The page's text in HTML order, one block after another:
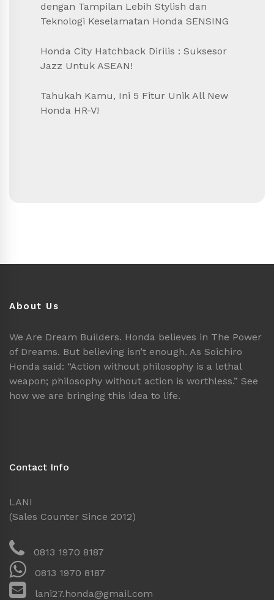
dengan Tampilan Lebih Stylish dan
Teknologi Keselamatan Honda SENSING
Honda City Hatchback Dirilis : Suksesor
Jazz Untuk ASEAN!
Tahukah Kamu, Ini 5 Fitur Unik All New
Honda HR-V!
About Us
We Are Dream Builders. Honda believes in The Power
of Dreams. But believing isn’t enough. As Soichiro
Honda said: “Action without philosophy is a lethal
weapon; philosophy without action is worthless.” See
how we are bringing this idea to life.
Contact Info
LANI
(Sales Counter Since 2012)
0813 1970 8187
0813 1970 8187
lani27.honda@gmail.com